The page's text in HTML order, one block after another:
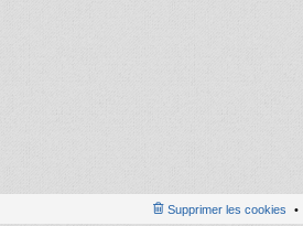
Supprimer les cookies